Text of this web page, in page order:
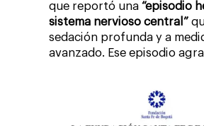
que reportó una“episodio
sistema nervioso central”
sedación profunda y a
avanzado. Ese episodio